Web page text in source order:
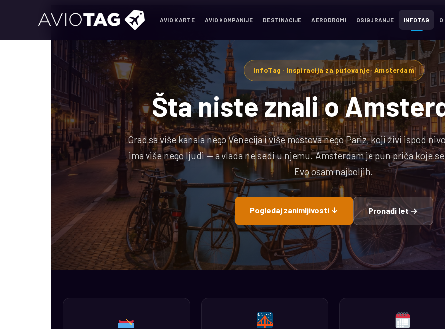
AVIO KARTE AVIO KOMPANIJE DESTINACIJE AERODROMI OSIGURANJE INFOTAG O
InfoTag · Inspiracija za putovanje · Amsterdam
Šta niste znali o
Grad sa više kanala nego Venecija i više mostova nego Pariz, koji živi ispod
ima više nego ljudi — a vlada ne sedi u njemu. Amsterdam je pun priča koje
Evo osam najboljih.
Pogledaj zanimljivosti ↓ Pronađi let →